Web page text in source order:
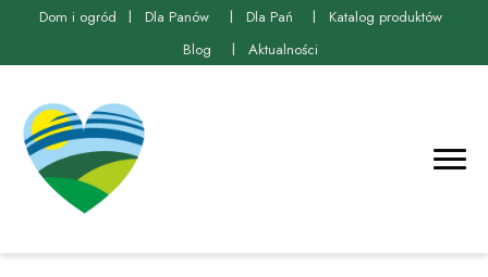
Dom i ogród Dla Panów Dla Pań
Katalog produktów
Blog
Aktualności